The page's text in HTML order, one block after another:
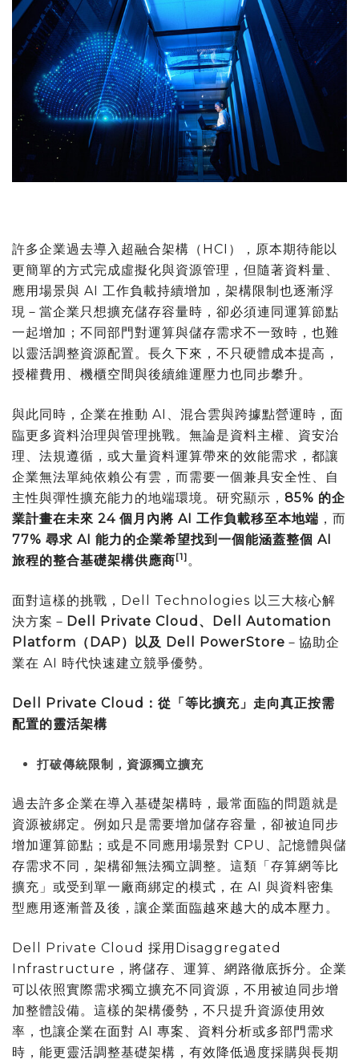
許多企業過去導入超融合架構（HCI），原本期待能以
更簡單的方式完成虛擬化與資源管理，但隨著資料量、
應用場景與 AI 工作負載持續增加，架構限制也逐漸浮
現－當企業只想擴充儲存容量時，卻必須連同運算節點
一起增加；不同部門對運算與儲存需求不一致時，也難
以靈活調整資源配置。長久下來，不只硬體成本提高，
授權費用、機櫃空間與後續維運壓力也同步攀升。
與此同時，企業在推動 AI、混合雲與跨據點營運時，面
臨更多資料治理與管理挑戰。無論是資料主權、資安治
理、法規遵循，或大量資料運算帶來的效能需求，都讓
企業無法單純依賴公有雲，而需要一個兼具安全性、自
主性與彈性擴充能力的地端環境。研究顯示， 85% 的企
業計畫在未來 24 個月內將 AI 工作負載移至本地端 ，而
77% 尋求 AI 能力的企業希望找到一個能涵蓋整個 AI
旅程的整合基礎架構供應商[1]。
面對這樣的挑戰，Dell Technologies 以三大核心解
決方案－ Dell Private Cloud、
Dell Automation
Platform （ DAP）以及 Dell PowerStore －協助企
業在 AI 時代快速建立競爭優勢。
Dell Private Cloud ：從「等比擴充」走向真正按需
配置的靈活架構
打破傳統限制，資源獨立擴充
過去許多企業在導入基礎架構時，最常面臨的問題就是
資源被綁定。例如只是需要增加儲存容量，卻被迫同步
增加運算節點；或是不同應用場景對 CPU、記憶體與儲
存需求不同，架構卻無法獨立調整。這類「存算網等比
擴充」或受到單一廠商綁定的模式，在 AI 與資料密集
型應用逐漸普及後，讓企業面臨越來越大的成本壓力。
Dell Private Cloud 採用Disaggregated
Infrastructure，將儲存、運算、網路徹底拆分。企業
可以依照實際需求獨立擴充不同資源，不用被迫同步增
加整體設備。這樣的架構優勢，不只提升資源使用效
率，也讓企業在面對 AI 專案、資料分析或多部門需求
時，能更靈活調整基礎架構，有效降低過度採購與長期